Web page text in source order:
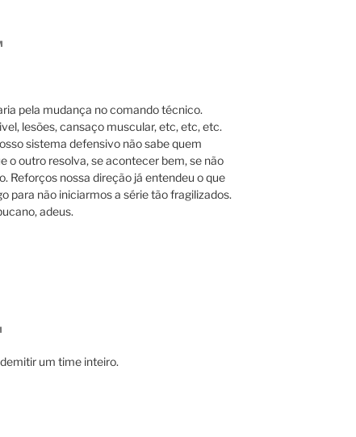
pela mudança no comando técnico.
lesões, cansaço muscular, etc, etc, etc.
sistema defensivo não sabe quem
o outro resolva, se acontecer bem, se não
Reforços nossa direção já entendeu o que
para não iniciarmos a série tão fragilizados.
adeus.
um time inteiro.